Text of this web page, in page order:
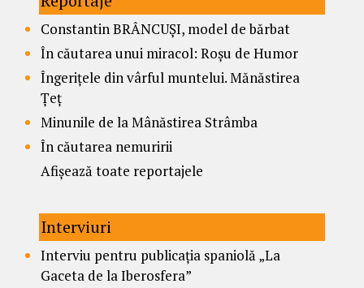
Constantin BRÂNCUȘI, model de bărbat
În căutarea unui miracol: Roșu de Humor
Îngerițele din vârful muntelui. Mănăstirea
Țeț
Minunile de la Mânăstirea Strâmba
În căutarea nemuririi
Afișează toate reportajele
Interviuri
Interviu pentru publicația spaniolă „La
Gaceta de la Iberosfera”